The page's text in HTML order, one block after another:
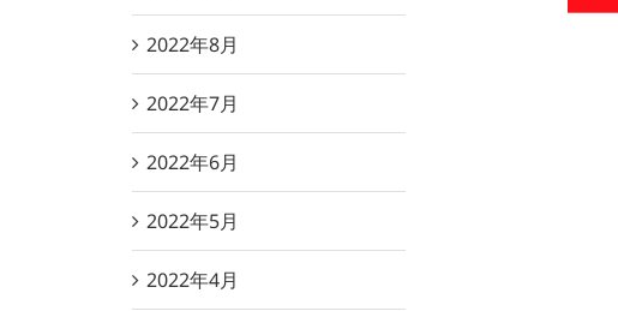
2022年8月
2022年7月
2022年6月
2022年5月
2022年4月